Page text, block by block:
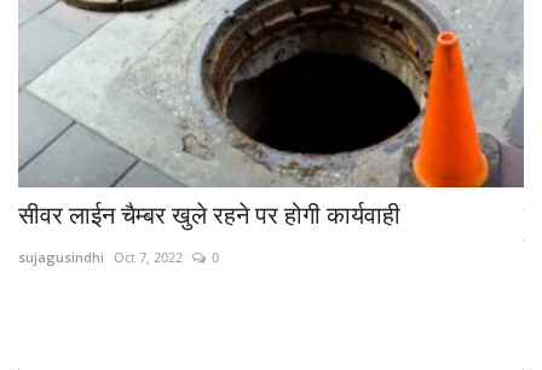
सीवर लाईन चैम्बर खुले रहने पर होगी कार्यवाही
sujagusindhi Oct 7, 2022 0